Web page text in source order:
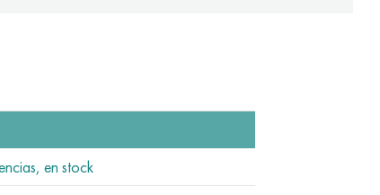
en stock